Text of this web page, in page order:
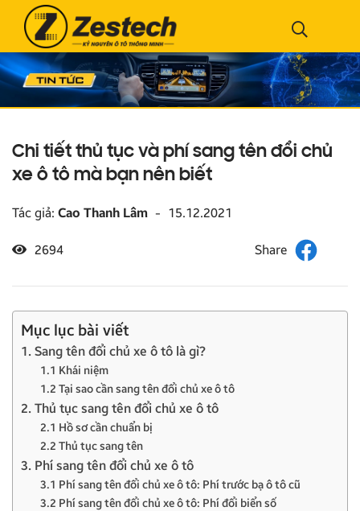
Chi tiết thủ tục và phí sang tên đổi chủ
xe ô tô mà bạn nên biết
Tác giả: Cao Thanh Lâm - 15.12.2021
2694
Mục lục bài viết
1. Sang tên đổi chủ xe ô tô là gì?
1.1 Khái niệm
1.2 Tại sao cần sang tên đổi chủ xe ô tô
2. Thủ tục sang tên đổi chủ xe ô tô
2.1 Hồ sơ cần chuẩn bị
2.2 Thủ tục sang tên
3. Phí sang tên đổi chủ xe ô tô
3.1 Phí sang tên đổi chủ xe ô tô: Phí trước bạ ô tô cũ
3.2 Phí sang tên đổi chủ xe ô tô: Phí đổi biển số